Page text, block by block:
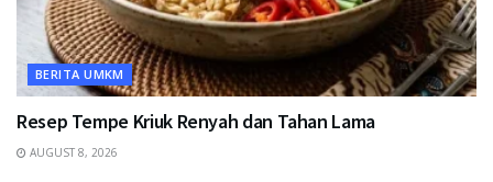
BERITA UMKM
Resep Tempe Kriuk Renyah dan Tahan Lama
AUGUST 8, 2026